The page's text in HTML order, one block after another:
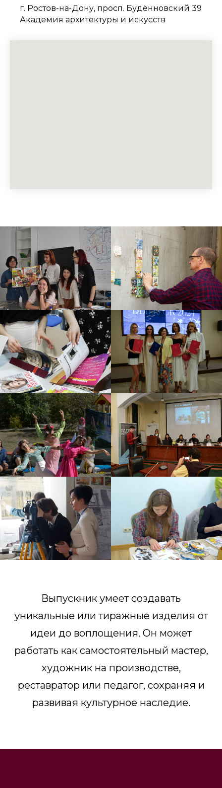
г. Ростов-на-Дону, просп. Будённовский 39
Академия архитектуры и искусств
Выпускник умеет создавать
уникальные или тиражные изделия от
идеи до воплощения. Он может
работать как самостоятельный мастер,
художник на производстве,
реставратор или педагог, сохраняя и
развивая культурное наследие.